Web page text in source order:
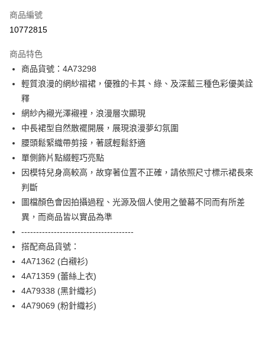
信用卡分期付款
合作金庫商業銀行
華南商業銀行
上海商業儲蓄銀行
台北富邦商業銀行
國泰世華商業銀行
臺灣中小企業銀行
台中商業銀行
匯豐（台灣）商業銀行
華泰商業銀行
聯邦商業銀行
遠東國際商業銀行
元大商業銀行
永豐商業銀行
玉山商業銀行
台新國際商業銀行
中國信託商業銀行
台灣樂天信用卡公司
超商取貨付款
LINE Pay
Apple Pay
街口支付
【關於「AFTEE先享後付」】
AFTEE先享後付是「在收到商品之後才付款」的支付方式。 讓您購物簡單
便利好安心！
１．簡單：不需註冊會員、不需綁卡、不需儲值。
２．便利：只要手機號碼，簡訊認證，即可結帳。
３．安心：先確認商品／服務後，再付款。
１．於結帳方式選擇「AFTEE先享後付」後，將跳轉至「AFTEE先享後付」
結帳頁面，進行簡訊認證並確認金額後，即可完成結帳。
２．訂單成立數日內，您將收到繳費通知簡訊。
３．收到繳費通知簡訊後14天內，點擊此簡訊中的連結，可透過四大超商／
ATM／網路銀行／等多元方式進行付款，方視為交易完成。
ATM付款
運送方式
全家取貨付款
每筆NT$90，滿NT$3,600(含以上)免運費
付款後全家FamilyMart取貨
每筆NT$90，滿NT$3,600(含以上)免運費
7-11取貨付款
商品編號
10772815
商品特色
商品貨號：4A73298
輕質浪漫的網紗褶裙，優雅的卡其、綠、及深藍三種色彩優美詮
釋
網紗內襯光澤襯裡，浪漫層次顯現
中長裙型自然散襬開展，展現浪漫夢幻氛圍
腰頭鬆緊織帶剪接，著感輕鬆舒適
單側飾片點綴輕巧亮點
因模特兒身高較高，故穿著位置不正確，請依照尺寸標示裙長來
判斷
圖檔顏色會因拍攝過程、光源及個人使用之螢幕不同而有所差
異，而商品皆以實品為準
--------------------------------------
搭配商品貨號：
4A71362 (白襯衫)
4A71359 (蕾絲上衣)
4A79338 (黑針織衫)
4A79069 (粉針織衫)